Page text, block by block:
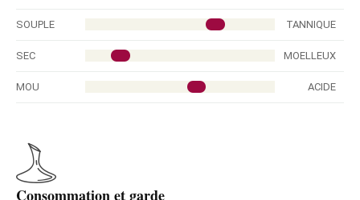
SOUPLE TANNIQUE
SEC MOELLEUX
MOU ACIDE
Consommation et garde